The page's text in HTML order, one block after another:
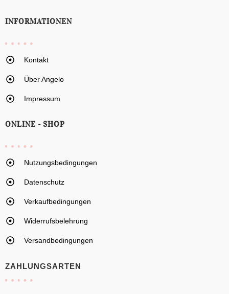
INFORMATIONEN
Kontakt
Über Angelo
Impressum
ONLINE - SHOP
Nutzungsbedingungen
Datenschutz
Verkaufbedingungen
Widerrufsbelehrung
Versandbedingungen
ZAHLUNGSARTEN